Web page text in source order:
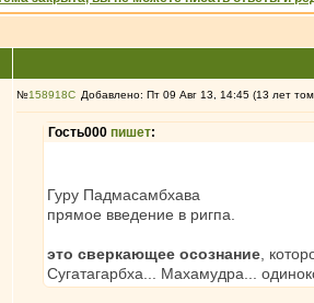
№158918 Добавлено: Пт 09 Авг 13, 14:45 (13 лет
Гость000 пишет:
Гуру Падмасамбхава
прямое введение в ригпа.
это сверкающее осознание ,
Сугатагарбха... Махамудра...